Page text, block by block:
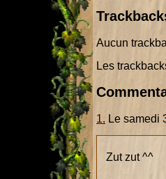
Aucun
Les
1. Le samedi
Zut zut ^^